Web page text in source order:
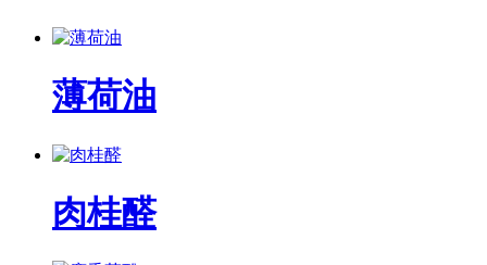
薄荷油
肉桂醛